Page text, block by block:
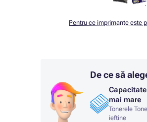
Pentru ce imprimante este
De ce să
mai mare
Tonerele
ieftine